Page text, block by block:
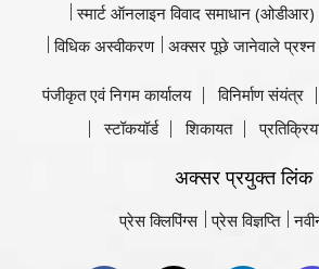
स्मार्ट ऑनलाइन विवाद समाधान (ओडीआर)
विधिक अस्वीकरण
अक्सर पूछे जानेवाले प्रश्न
पंजीकृत एवं निगम कार्यालय विनिर्माण संयंत्र
स्टॉकयॉर्ड
शिकायत
अक्सर प्रयुक्त लिंक
प्रेस क्लिपिंग्स प्रेस विज्ञप्ति